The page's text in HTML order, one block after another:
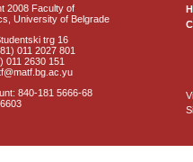
2008 Faculty of
University of Belgrade
trg 16
011 2027 801
011 2630 151
840-181 5666-68